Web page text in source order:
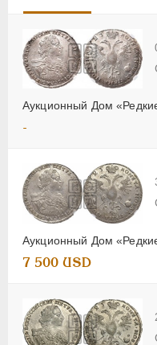
Аукционный Дом
-
Аукционный Дом
7 500 USD